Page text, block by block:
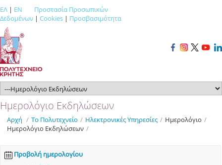
ΕΛ | EN
Προστασία Προσωπικών
Δεδομένων | Cookies | Προσβασιμότητα
Ημερολόγιο Εκδηλώσεων
Αρχή / Το Πολυτεχνείο / Ηλεκτρονικές Υπηρεσίες / Ημερολόγιο /
Ημερολόγιο Εκδηλώσεων /
Προβολή ημερολογίου